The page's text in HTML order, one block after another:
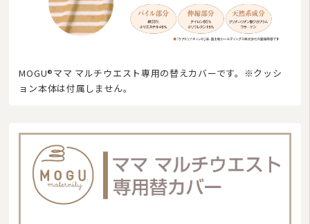
MOGU®ママ マルチウエスト専用の替えカバーです。※クッシ
ョン本体は付属しません。
布団カバー
ベビー・ジュニア用寝具
マルチカバー・クロス
カーテン
タオル